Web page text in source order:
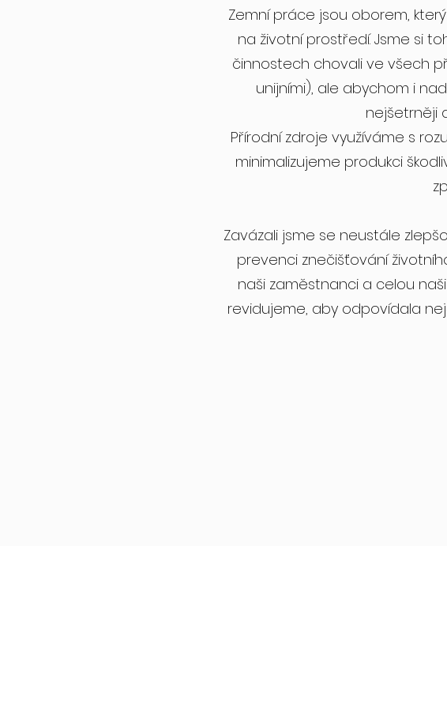
Zemní práce jsou oborem,
na životní prostředí. Jsme si
činnostech chovali ve všech
unijními), ale abychom i
nejšetrněji
Přírodní zdroje využíváme s
minimalizujeme produkci
Zavázali jsme se neustále
prevenci znečišťování
naši zaměstnanci a celou
revidujeme, aby odpovídala